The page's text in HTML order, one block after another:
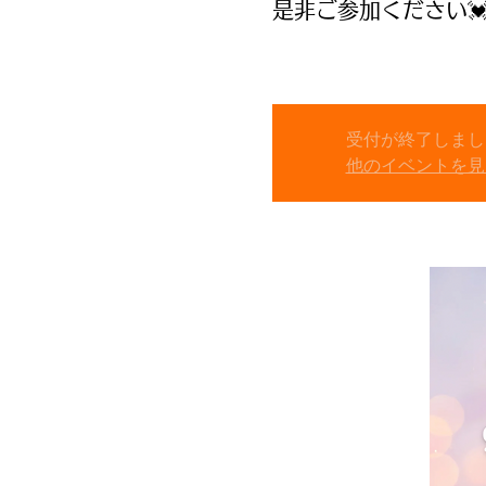
是非ご参加ください
受付が終了しま
他のイベントを